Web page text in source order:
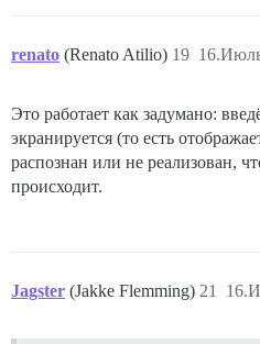
renato (Renato Atilio) 19
Это работает как задумано:
экранируется (то есть
распознан или не реализован,
происходит.
Jagster (Jakke Flemming) 21